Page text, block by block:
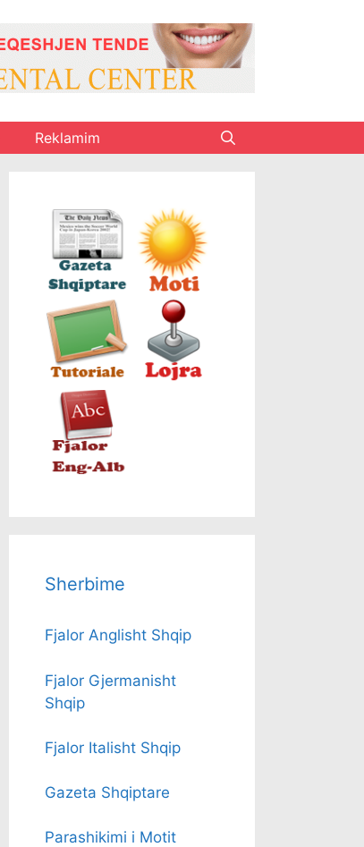
Reklamim
Sherbime
Fjalor Anglisht Shqip
Fjalor Gjermanisht
Shqip
Fjalor Italisht Shqip
Gazeta Shqiptare
Parashikimi i Motit